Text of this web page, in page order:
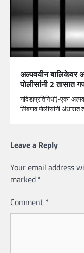
अल्पवयीन बालिकेवर
पोलीसांनी 2 तासात
नांदेड(प्रतिनिधी)-एका
लिंबगाव पोलीसांनी
Leave a Reply
Your email address
marked *
Comment *